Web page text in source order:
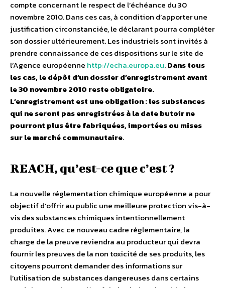
compte concernant le respect de l’échéance du 30
novembre 2010. Dans ces cas, à condition d’apporter une
justification circonstanciée, le déclarant pourra compléter
son dossier ultérieurement. Les industriels sont invités à
prendre connaissance de ces dispositions sur le site de
l’Agence européenne http://echa.europa.eu.Dans tous
les cas, le dépôt d’un dossier d’enregistrement avant
le 30 novembre 2010 reste obligatoire.
L’enregistrement est une obligation : les substances
qui ne seront pas enregistrées à la date butoir ne
pourront plus être fabriquées, importées ou mises
sur le marché communautaire.
REACH, qu’est-ce que c’est ?
La nouvelle réglementation chimique européenne a pour
objectif d’offrir au public une meilleure protection vis-à-
vis des substances chimiques intentionnellement
produites. Avec ce nouveau cadre réglementaire, la
charge de la preuve reviendra au producteur qui devra
fournir les preuves de la non toxicité de ses produits, les
citoyens pourront demander des informations sur
l’utilisation de substances dangereuses dans certains